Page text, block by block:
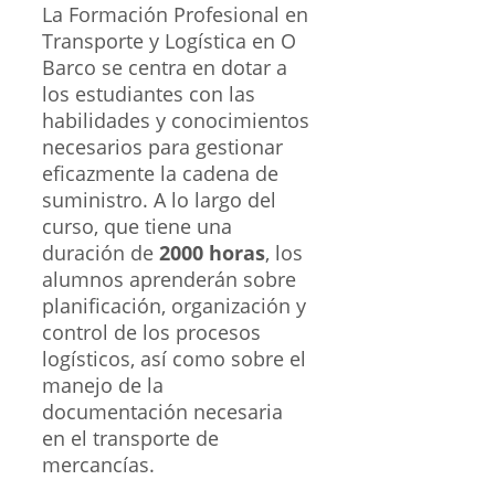
La Formación Profesional en
Transporte y Logística en O
Barco se centra en dotar a
los estudiantes con las
habilidades y conocimientos
necesarios para gestionar
eficazmente la cadena de
suministro. A lo largo del
curso, que tiene una
duración de 2000 horas, los
alumnos aprenderán sobre
planificación, organización y
control de los procesos
logísticos, así como sobre el
manejo de la
documentación necesaria
en el transporte de
mercancías.